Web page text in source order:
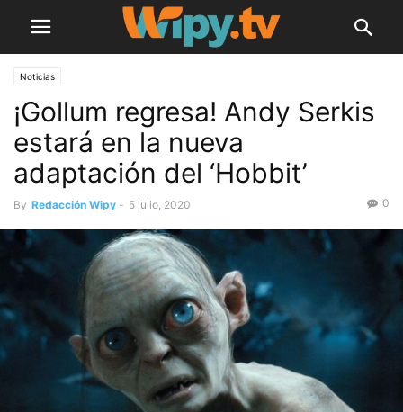
Noticias
¡Gollum regresa! Andy Serkis
estará en la nueva
adaptación del ‘Hobbit’
By Redacción Wipy - 5 julio, 2020 0